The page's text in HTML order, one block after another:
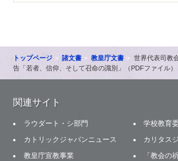
トップページ 諸文書 教皇庁文書
世界代表司
告「若者、信仰、そして召命の識別」（PDFファイル）
関連サイト
ラウダート・シ部門
学校教育
カトリックジャパンニュース
カリタス
教皇庁宣教事業
「教会の